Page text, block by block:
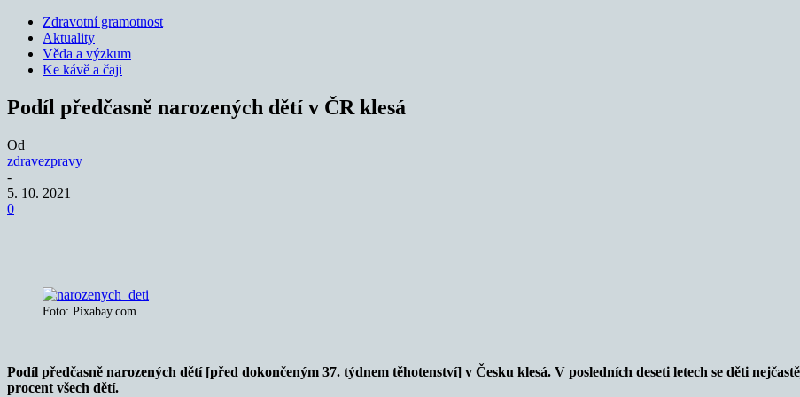
Zdravotní gramotnost
Aktuality
Věda a výzkum
Ke kávě a čaji
Podíl předčasně narozených dětí v ČR klesá
Od
zdravezpravy
-
5. 10. 2021
0
Foto: Pixabay.com
Podíl předčasně narozených dětí [před dokončeným 37. týdnem těhotenství] v Česku klesá. V posledních deseti letech se děti
procent všech dětí.